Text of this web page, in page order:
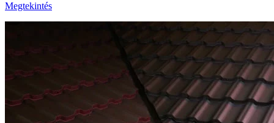
Megtekintés